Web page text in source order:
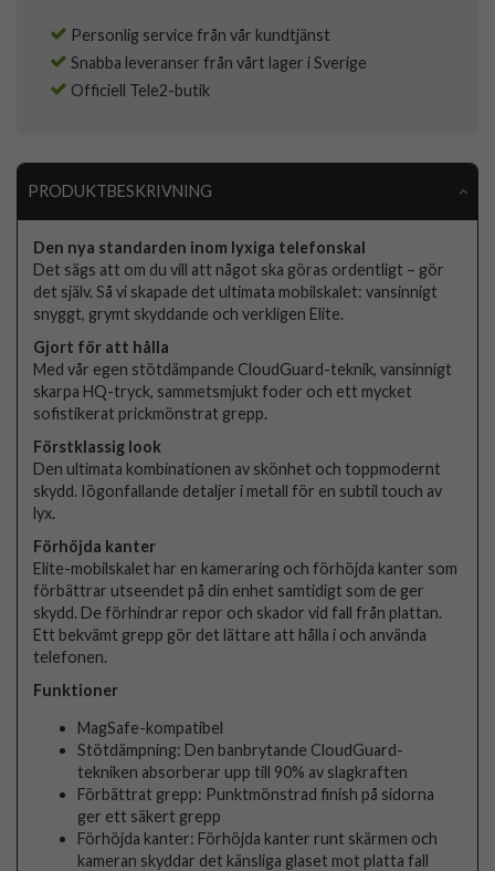
Personlig service från vår kundtjänst
Snabba leveranser från vårt lager i Sverige
Officiell Tele2-butik
PRODUKTBESKRIVNING
Den nya standarden inom lyxiga telefonskal
Det sägs att om du vill att något ska göras ordentligt – gör
det själv. Så vi skapade det ultimata mobilskalet: vansinnigt
snyggt, grymt skyddande och verkligen Elite.
Gjort för att hålla
Med vår egen stötdämpande CloudGuard-teknik, vansinnigt
skarpa HQ-tryck, sammetsmjukt foder och ett mycket
sofistikerat prickmönstrat grepp.
Förstklassig look
Den ultimata kombinationen av skönhet och toppmodernt
skydd. Iögonfallande detaljer i metall för en subtil touch av
lyx.
Förhöjda kanter
Elite-mobilskalet har en kameraring och förhöjda kanter som
förbättrar utseendet på din enhet samtidigt som de ger
skydd. De förhindrar repor och skador vid fall från plattan.
Ett bekvämt grepp gör det lättare att hålla i och använda
telefonen.
Funktioner
MagSafe-kompatibel
Stötdämpning: Den banbrytande CloudGuard-
tekniken absorberar upp till 90% av slagkraften
Förbättrat grepp: Punktmönstrad finish på sidorna
ger ett säkert grepp
Förhöjda kanter: Förhöjda kanter runt skärmen och
kameran skyddar det känsliga glaset mot platta fall